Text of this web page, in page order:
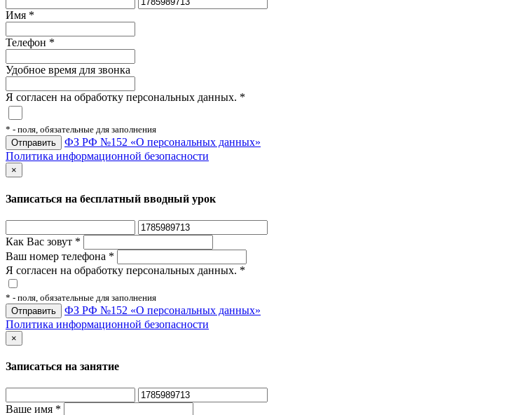
Имя *
Телефон *
Удобное время для звонка
Я согласен на обработку персональных данных. *
* - поля, обязательные для заполнения
ФЗ РФ №152 «О персональных данных»
Политика информационной безопасности
×
Записаться на бесплатный вводный урок
Как Вас зовут *
Ваш номер телефона *
Я согласен на обработку персональных данных. *
* - поля, обязательные для заполнения
ФЗ РФ №152 «О персональных данных»
Политика информационной безопасности
×
Записаться на занятие
Ваше имя *